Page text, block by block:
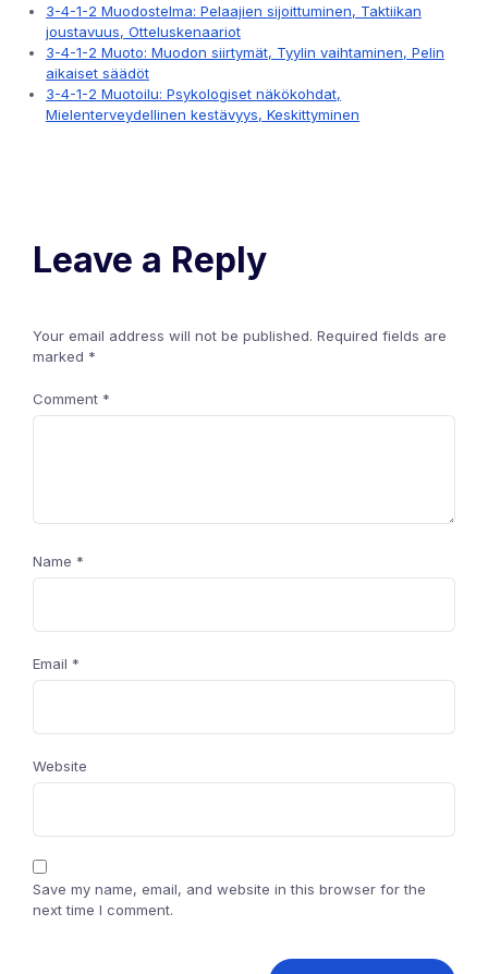
3-4-1-2 Muodostelma: Pelaajien sijoittuminen, Taktiikan
joustavuus, Otteluskenaariot
3-4-1-2 Muoto: Muodon siirtymät, Tyylin vaihtaminen, Pelin
aikaiset säädöt
3-4-1-2 Muotoilu: Psykologiset näkökohdat,
Mielenterveydellinen kestävyys, Keskittyminen
Leave a Reply
Your email address will not be published. Required fields are
marked *
Comment *
Name *
Email *
Website
Save my name, email, and website in this browser for the
next time I comment.